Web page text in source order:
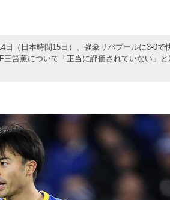
（日本時間15日）、強豪リバプールに3-0で
笘薫について「正当に評価されていない」